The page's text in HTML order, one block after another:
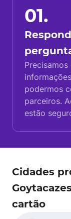
01.
podermos
parceiros.
estão
Cidades
cartão